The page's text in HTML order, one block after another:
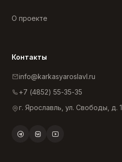
О проекте
Контакты
info@karkasyaroslavl.ru
+7 (4852) 55-35-35
г. Ярославль, ул. Свободы, д. 1